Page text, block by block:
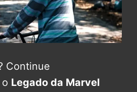
Continue
Legado da Marvel